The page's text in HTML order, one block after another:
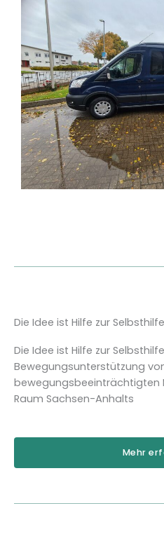
Die Idee ist Hilfe zur Selbsthilfe
Die Idee ist Hilfe zur
Bewegungsunterstützung
bewegungsbeeinträchtigten
Raum Sachsen-Anhalts
Mehr